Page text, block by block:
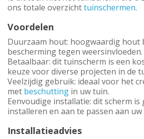
ons totale overzichttuinschermen.
Voordelen
Duurzaam hout: hoogwaardig hout
bescherming tegen weersinvloeden.
Betaalbaar: dit tuinscherm is een
keuze voor diverse projecten in de
Veelzijdig gebruik: ideaal voor het
met beschutting in uw tuin.
Eenvoudige installatie: dit scherm is
installeren en aan te passen aan uw
Installatieadvies